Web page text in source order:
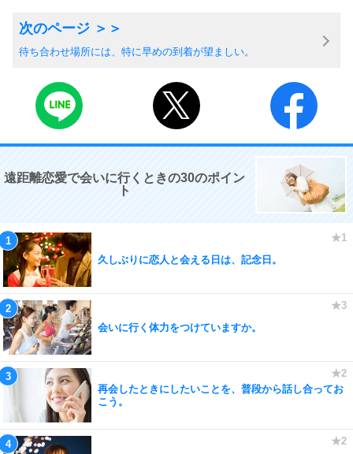
待ち合わせ場所には、特に早めの到着が望ましい。
遠距離恋愛で会いに行くときの30のポイン
ト
久しぶりに恋人と会える日は、記念日。
会いに行く体力をつけていますか。
再会したときにしたいことを、普段から話し合ってお
こう。